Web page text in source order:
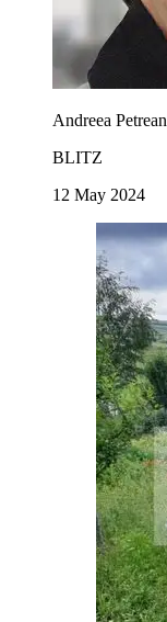
Andreea Petrean
BLITZ
12 May 2024